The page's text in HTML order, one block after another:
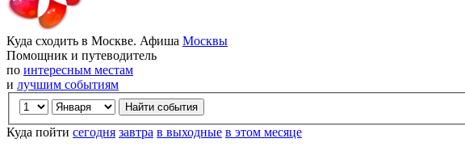
Куда сходить в Москве. Афиша Москвы
Помощник и путеводитель
по интересным местам
и лучшим событиям
Куда пойти сегодня завтра в выходные в этом месяце